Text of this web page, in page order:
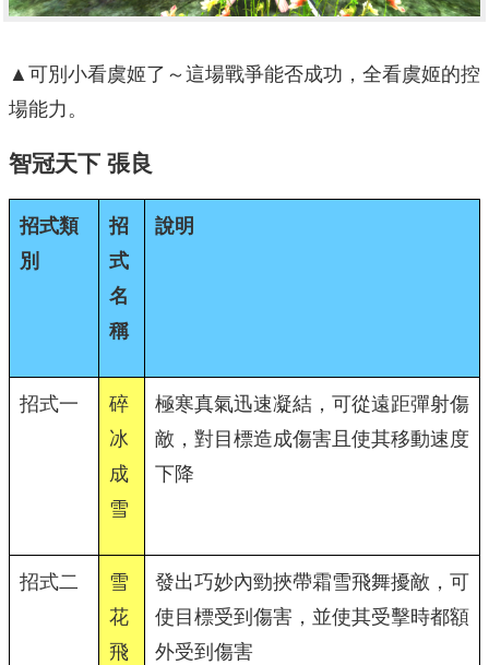
▲可別小看虞姬了～這場戰爭能否成功，全看虞姬的控
場能力。
智冠天下 張良
招式類
別
招
式
名
稱
說明
招式一
碎
冰
成
雪
極寒真氣迅速凝結，可從遠距彈射傷
敵，對目標造成傷害且使其移動速度
下降
招式二
雪
花
飛
發出巧妙內勁挾帶霜雪飛舞擾敵，可
使目標受到傷害，並使其受擊時都額
外受到傷害